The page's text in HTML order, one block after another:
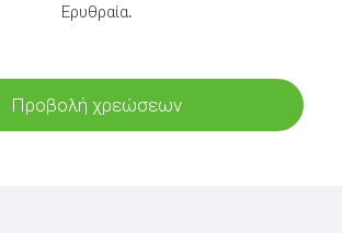
Ερυθραία.
Προβολή χρεώσεων